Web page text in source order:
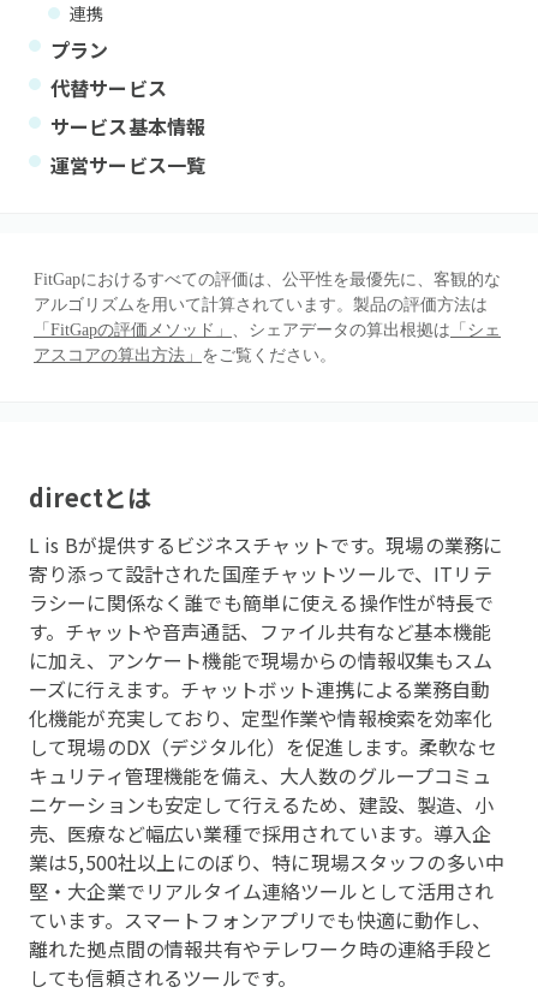
連携
プラン
代替サービス
サービス基本情報
運営サービス一覧
FitGapにおけるすべての評価は、公平性を最優先に、客観的な
アルゴリズムを用いて計算されています。製品の評価方法は
「FitGapの評価メソッド」 、シェアデータの算出根拠は 「シェ
アスコアの算出方法」 をご覧ください。
directとは
L is Bが提供するビジネスチャットです。現場の業務に
寄り添って設計された国産チャットツールで、ITリテ
ラシーに関係なく誰でも簡単に使える操作性が特長で
す。チャットや音声通話、ファイル共有など基本機能
に加え、アンケート機能で現場からの情報収集もスム
ーズに行えます。チャットボット連携による業務自動
化機能が充実しており、定型作業や情報検索を効率化
して現場のDX（デジタル化）を促進します。柔軟なセ
キュリティ管理機能を備え、大人数のグループコミュ
ニケーションも安定して行えるため、建設、製造、小
売、医療など幅広い業種で採用されています。導入企
業は5,500社以上にのぼり、特に現場スタッフの多い中
堅・大企業でリアルタイム連絡ツールとして活用され
ています。スマートフォンアプリでも快適に動作し、
離れた拠点間の情報共有やテレワーク時の連絡手段と
しても信頼されるツールです。